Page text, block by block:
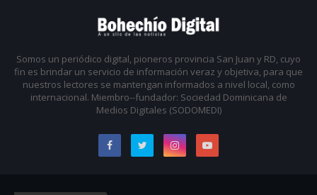
Somos un periódico digital, pioneros provincia San Juan y RD, cuyo
fin es brindar un servicio de información veraz y objetiva, para que
nuestros lectores se mantengan informados a nivel local, como
internacional. Miembro--fundador: Sociedad Dominicana de
Medios Digitales (SODOMEDI)